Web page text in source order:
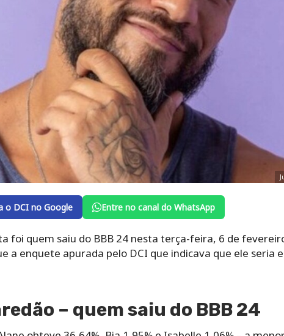
o DCI no Google Entre no canal do WhatsApp
foi quem saiu do BBB 24 nesta terça-feira, 6 de
a enquete apurada pelo DCI que indicava que ele seria
– quem saiu do BBB 24